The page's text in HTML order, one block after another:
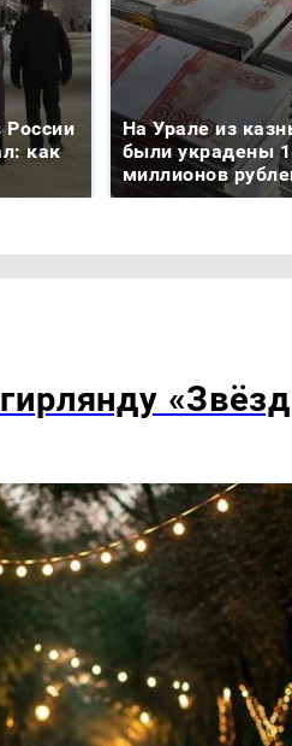
России
как
На Урале из
были украдены
миллионов